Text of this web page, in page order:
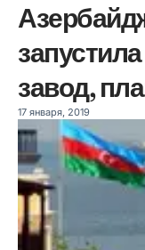
завод,
17 января, 2019